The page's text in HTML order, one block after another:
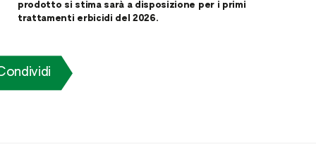
prodotto si stima sarà a disposizione per i primi
trattamenti erbicidi del 2026.